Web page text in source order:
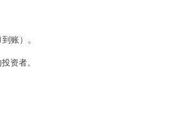
账）。
资者。